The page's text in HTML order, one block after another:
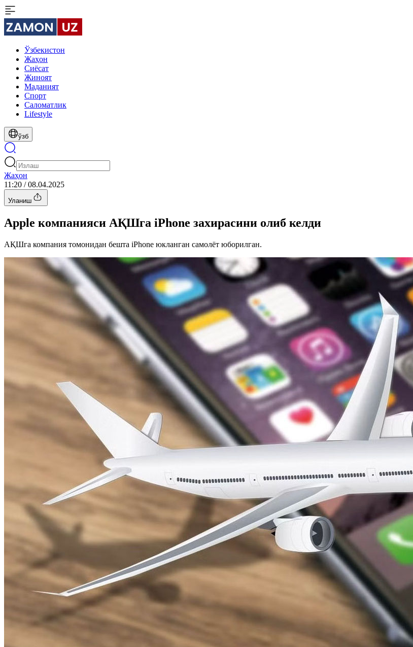
Ўзбекистон
Жаҳон
Сиёсат
Жиноят
Маданият
Спорт
Cаломатлик
Lifestyle
ўзб
Жаҳон
11:20 / 08.04.2025
Уланиш
Apple компанияси АҚШга iPhone захирасини олиб келди
АҚШга компания томонидан бешта iPhone юкланган самолёт юборилган.